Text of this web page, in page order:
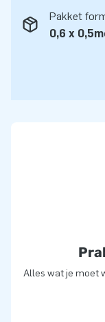
Pakket
0,6 x
Alles wat je moet